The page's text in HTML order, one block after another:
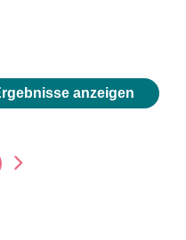
anzeigen